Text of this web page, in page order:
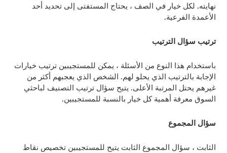
نهايته. لكل خيار في الصف ، يحتاج المستفتى إلى تحديد أحد
الأعمدة الفرعية.
ترتيب سؤال الترتيب
باستخدام هذا النوع من الأسئلة ، يمكن للمستجيبين ترتيب خيارات
الإجابة بالترتيب الذي يحلو لهم. الشخص الذي يعجبهم أكثر من
غيرهم يحتل المرتبة الأعلى. يتيح سؤال ترتيب التصنيف لباحثي
السوق معرفة أهمية كل خيار بالنسبة للمستجيبين.
سؤال المجموع
الثابت ، سؤال المجموع الثابت يتيح للمستجيبين تخصيص نقاط